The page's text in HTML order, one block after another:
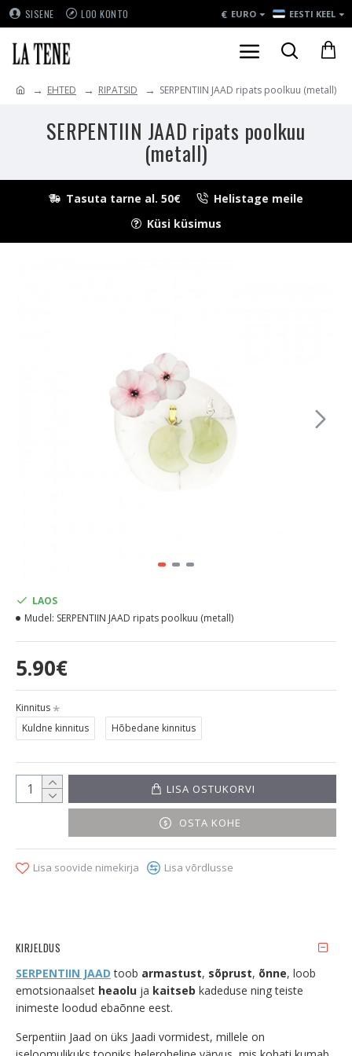
SISENE LOO KONTO € EURO EESTI KEEL
EHTED RIPATSID SERPENTIIN JAAD ripats poolkuu (metall)
SERPENTIIN JAAD ripats poolkuu
(metall)
Tasuta tarne al. 50€
Helistage meile
Küsi küsimus
5.90€
LAOS
Mudel: SERPENTIIN JAAD ripats poolkuu (metall)
Kinnitus
Kuldne kinnitus
Hõbedane kinnitus
LISA OSTUKORVI
OSTA KOHE
Lisa soovide nimekirja Lisa võrdlusse
KIRJELDUS
SERPENTIIN JAAD toob armastust, sõprust, õnne, loob
emotsionaalset heaolu ja kaitseb kadeduse ning teiste
inimeste loodud ebaõnne eest.
Serpentiin Jaad on üks Jaadi vormidest, millele on